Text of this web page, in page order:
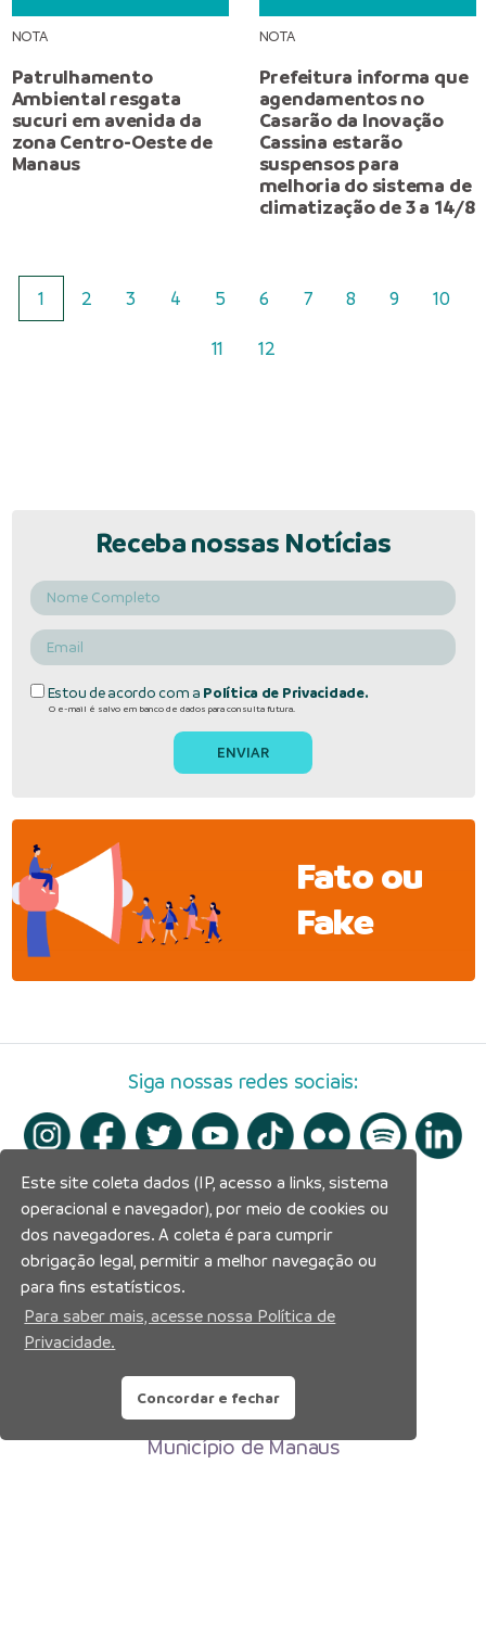
NOTA
Patrulhamento
Ambiental resgata
sucuri em avenida da
zona Centro-Oeste de
Manaus
NOTA
Prefeitura informa que
agendamentos no
Casarão da Inovação
Cassina estarão
suspensos para
melhoria do sistema de
climatização de 3 a 14/8
1 2 3 4 5 6 7 8 9 10
11 12
Receba nossas Notícias
Estou de acordo com a Política de Privacidade.
O e-mail é salvo em banco de dados para consulta futura.
Fato ou
Fake
Siga nossas redes sociais:
Prefeitura Municipal de Manaus
Município de Manaus
Este site coleta dados (IP, acesso a links, sistema
operacional e navegador), por meio de cookies ou
dos navegadores. A coleta é para cumprir
obrigação legal, permitir a melhor navegação ou
para fins estatísticos.
Para saber mais, acesse nossa Política de
Privacidade.
Concordar e fechar